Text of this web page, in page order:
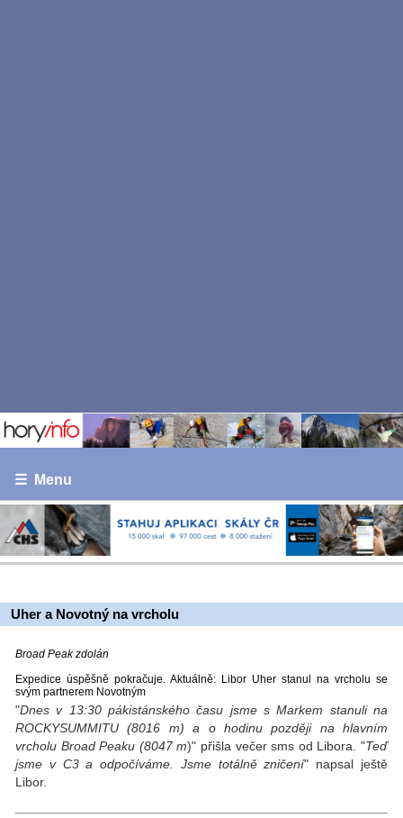
☰ Menu
Uher a Novotný na vrcholu
Broad Peak zdolán
Expedice úspěšně pokračuje. Aktuálně: Libor Uher stanul na vrcholu se
svým partnerem Novotným
"Dnes v 13:30 pákistánského času jsme s Markem stanuli na
ROCKYSUMMITU (8016 m) a o hodinu později na hlavním
vrcholu Broad Peaku (8047 m)" přišla večer sms od Libora. "Teď
jsme v C3 a odpočíváme. Jsme totálně zničení" napsal ještě
Libor.